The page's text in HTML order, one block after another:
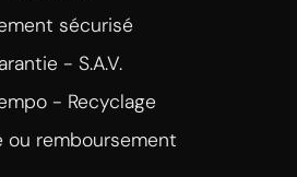
sécurisé
- S.A.V.
- Recyclage
ou remboursement